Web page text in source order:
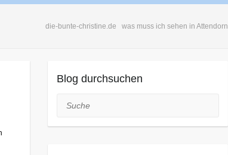
die-bunte-christine.de was muss ich sehen in Attendorn
Blog durchsuchen
Suche